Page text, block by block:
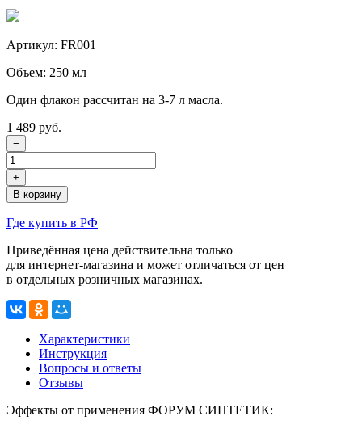
Артикул: FR001
Объем: 250 мл
Один флакон рассчитан на 3-7 л масла.
1 489 руб.
−
+
В корзину
Где купить в РФ
Приведённая цена действительна только
для интернет-магазина и может отличаться от цен
в отдельных розничных магазинах.
Характеристики
Инструкция
Вопросы и ответы
Отзывы
Эффекты от применения ФОРУМ СИНТЕТИК: